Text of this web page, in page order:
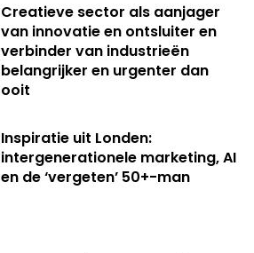
Creatieve sector als aanjager
van innovatie en ontsluiter en
verbinder van industrieën
belangrijker en urgenter dan
ooit
Inspiratie uit Londen:
intergenerationele marketing, AI
en de ‘vergeten’ 50+-man